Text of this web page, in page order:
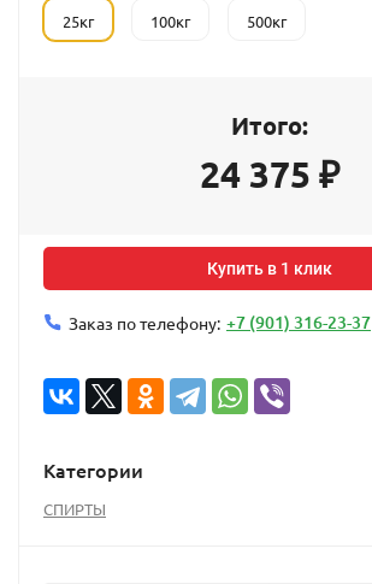
25кг 100кг 500кг
Итого:
24 375 ₽
Купить в 1 клик
Заказ по телефону: +7 (901) 316-23-37
Категории
СПИРТЫ